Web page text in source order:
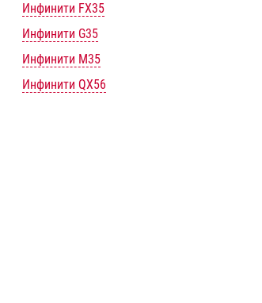
Инфинити FX35
Инфинити G35
Инфинити M35
Инфинити QX56